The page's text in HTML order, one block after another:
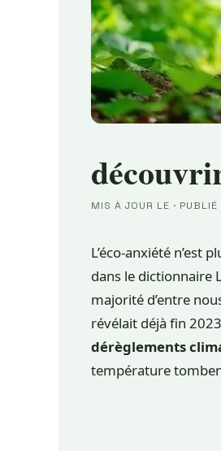
MIS À JOUR LE · PUBLIÉ
L’éco-anxiété n’est
dans le dictionnaire
majorité d’entre
révélait déjà fin
dérèglements
température